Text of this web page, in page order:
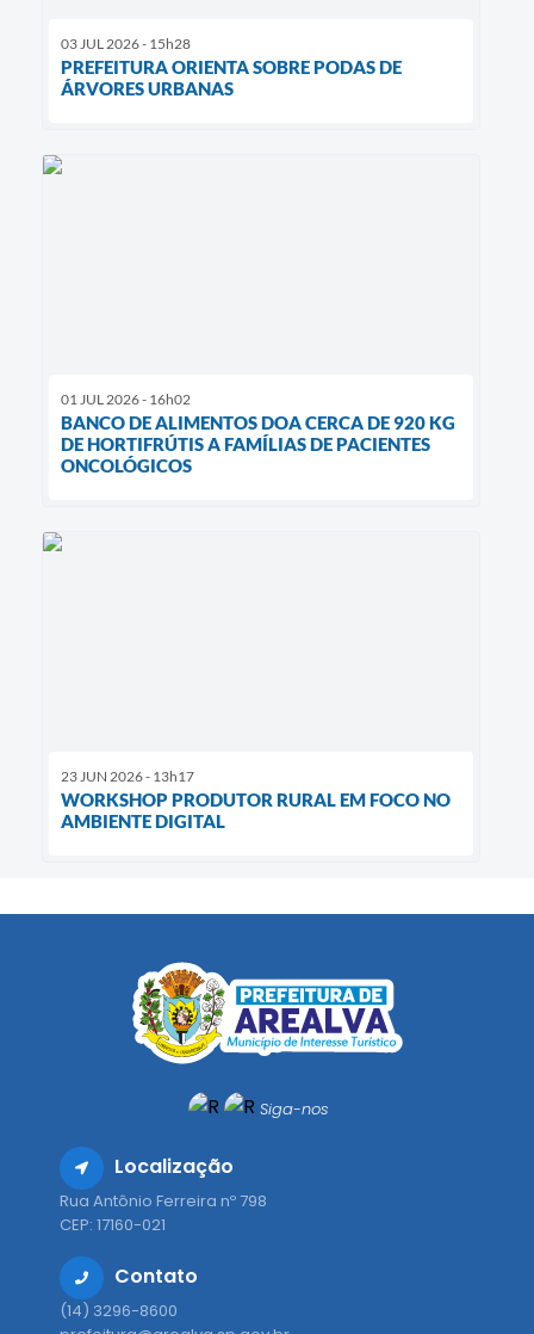
03 JUL 2026 - 15h28
PREFEITURA ORIENTA SOBRE PODAS DE
ÁRVORES URBANAS
01 JUL 2026 - 16h02
BANCO DE ALIMENTOS DOA CERCA DE 920 KG
DE HORTIFRÚTIS A FAMÍLIAS DE PACIENTES
ONCOLÓGICOS
23 JUN 2026 - 13h17
WORKSHOP PRODUTOR RURAL EM FOCO NO
AMBIENTE DIGITAL
Siga-nos
Localização
Rua Antônio Ferreira nº 798
CEP: 17160-021
Contato
(14) 3296-8600